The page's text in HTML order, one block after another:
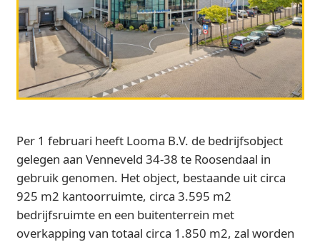
Per 1 februari heeft Looma B.V. de bedrijfsobject
gelegen aan Venneveld 34-38 te Roosendaal in
gebruik genomen. Het object, bestaande uit circa
925 m2 kantoorruimte, circa 3.595 m2
bedrijfsruimte en een buitenterrein met
overkapping van totaal circa 1.850 m2, zal worden